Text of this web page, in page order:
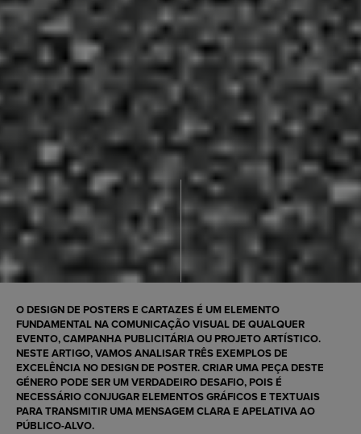
O DESIGN DE POSTERS E CARTAZES É UM ELEMENTO
FUNDAMENTAL NA COMUNICAÇÃO VISUAL DE QUALQUER
EVENTO, CAMPANHA PUBLICITÁRIA OU PROJETO ARTÍSTICO.
NESTE ARTIGO, VAMOS ANALISAR TRÊS EXEMPLOS DE
EXCELÊNCIA NO DESIGN DE POSTER. CRIAR UMA PEÇA DESTE
GÉNERO PODE SER UM VERDADEIRO DESAFIO, POIS É
NECESSÁRIO CONJUGAR ELEMENTOS GRÁFICOS E TEXTUAIS
PARA TRANSMITIR UMA MENSAGEM CLARA E APELATIVA AO
PÚBLICO-ALVO.